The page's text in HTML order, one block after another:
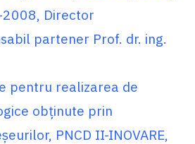
Director
partener Prof. dr. ing.
pentru realizarea de
obţinute prin
PNCD II-INOVARE,